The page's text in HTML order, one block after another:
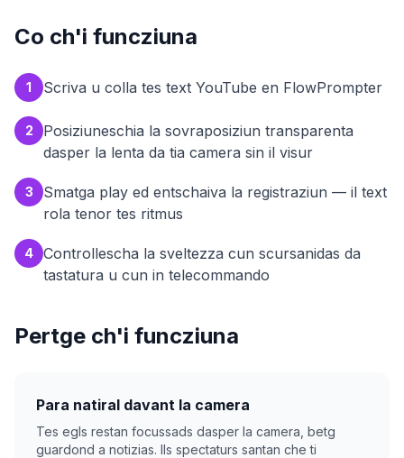
Co ch'i funcziuna
1 Scriva u colla tes text YouTube en FlowPrompter
2
Posiziuneschia la sovraposiziun transparenta
dasper la lenta da tia camera sin il visur
3
Smatga play ed entschaiva la registraziun — il text
rola tenor tes ritmus
4
Controllescha la sveltezza cun scursanidas da
tastatura u cun in telecommando
Pertge ch'i funcziuna
Para natiral davant la camera
Tes egls restan focussads dasper la camera, betg
guardond a notizias. Ils spectaturs santan che ti